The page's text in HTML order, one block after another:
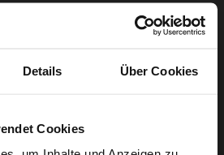
Details Über Cookies
Cookies